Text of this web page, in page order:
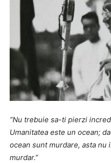
“Nu trebuie sa-ti pierzi
Umanitatea este un ocean;
ocean sunt murdare, asta nu
murdar.”